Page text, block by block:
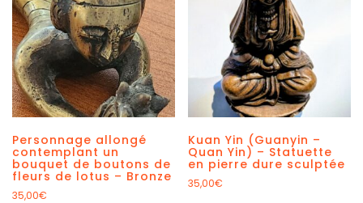
Personnage allongé
contemplant un
bouquet de boutons de
fleurs de lotus – Bronze
35,00€
Kuan Yin (Guanyin –
Quan Yin) – Statuette
en pierre dure sculptée
35,00€